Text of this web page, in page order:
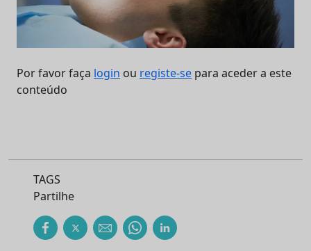
Por favor faça login ou registe-se para aceder a este
conteúdo
TAGS
Partilhe